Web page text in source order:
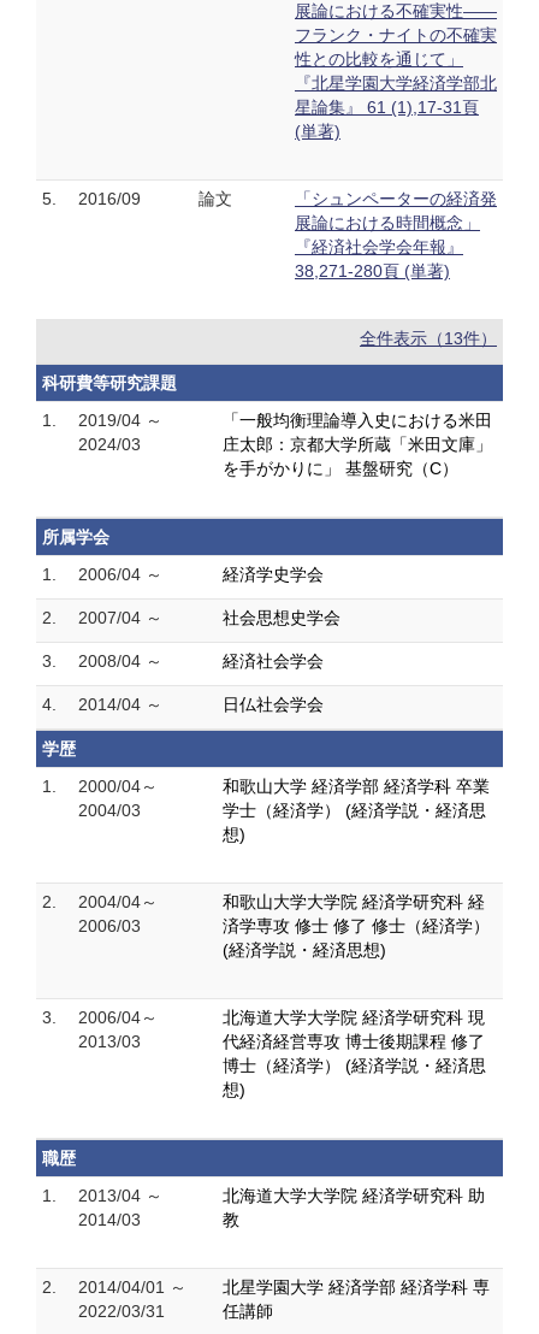
展論における不確実性――
フランク・ナイトの不確実
性との比較を通じて」
『北星学園大学経済学部北
星論集』 61 (1),17-31頁
(単著)
5. 2016/09 論文
「シュンペーターの経済発
展論における時間概念」
『経済社会学会年報』
38,271-280頁 (単著)
全件表示（13件）
科研費等研究課題
1.
2019/04 ～
2024/03
「一般均衡理論導入史における米田
庄太郎：京都大学所蔵「米田文庫」
を手がかりに」 基盤研究（C）
所属学会
1.
2006/04 ～ 経済学史学会
2. 2007/04 ～ 社会思想史学会
3. 2008/04 ～ 経済社会学会
4. 2014/04 ～ 日仏社会学会
学歴
1.
2000/04～
2004/03
和歌山大学 経済学部 経済学科 卒業
学士（経済学） (経済学説・経済思
想)
2.
2004/04～
2006/03
和歌山大学大学院 経済学研究科 経
済学専攻 修士 修了 修士（経済学）
(経済学説・経済思想)
3.
2006/04～
2013/03
北海道大学大学院 経済学研究科 現
代経済経営専攻 博士後期課程 修了
博士（経済学） (経済学説・経済思
想)
職歴
1.
2013/04 ～
2014/03
北海道大学大学院 経済学研究科 助
教
2.
2014/04/01 ～
2022/03/31
北星学園大学 経済学部 経済学科 専
任講師